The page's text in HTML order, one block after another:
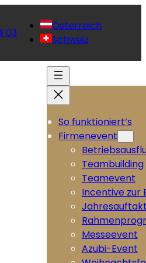
03
Österreich
Schweiz
So funktioniert’s
Firmenevent
Teambuilding
Teamevent
Incentive zur
Messeevent
Azubi-Event